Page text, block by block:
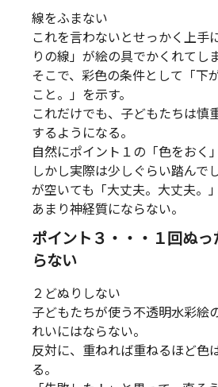
線をふまない
これを言わないとせっかく上手
りの線」が絵の具でかくれてし
そこで、彩色の条件として「下
こと。」を示す。
これだけでも、子どもたちは慎
するようになる。
自然にポイント１の「色をおく
しかし実際は少しぐらい踏んで
が空いても「大丈夫。大丈夫。
あまり神経質にならない。
ポイント３・・・１回ぬ
らない
２どぬりしない
子どもたちが使う不透明水彩絵
れいにはならない。
反対に、重ねれば重ねるほど色
る。